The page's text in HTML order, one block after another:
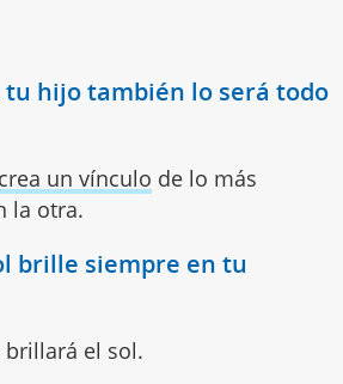
tu hijo también lo será todo
un vínculo de lo más
la otra.
brille siempre en tu
el sol.